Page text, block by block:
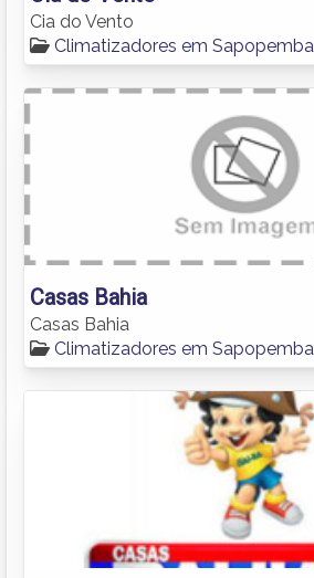
Cia do Vento
Climatizadores em Sapopemba
Casas Bahia
Casas Bahia
Climatizadores em Sapopemba